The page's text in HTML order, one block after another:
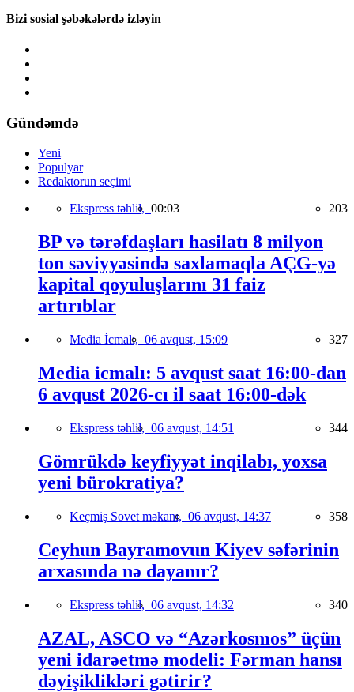
Bizi sosial şəbəkələrdə izləyin
Gündəmdə
Yeni
Populyar
Redaktorun seçimi
Ekspress təhlil, 00:03 203
BP və tərəfdaşları hasilatı 8 milyon
ton səviyyəsində saxlamaqla AÇG-yə
kapital qoyuluşlarını 31 faiz
artırıblar
Media İcmalı, 06 avqust, 15:09 327
Media icmalı: 5 avqust saat 16:00-dan
6 avqust 2026-cı il saat 16:00-dək
Ekspress təhlil, 06 avqust, 14:51 344
Gömrükdə keyfiyyət inqilabı, yoxsa
yeni bürokratiya?
Keçmiş Sovet məkanı, 06 avqust, 14:37 358
Ceyhun Bayramovun Kiyev səfərinin
arxasında nə dayanır?
Ekspress təhlil, 06 avqust, 14:32 340
AZAL, ASCO və “Azərkosmos” üçün
yeni idarəetmə modeli: Fərman hansı
dəyişiklikləri gətirir?